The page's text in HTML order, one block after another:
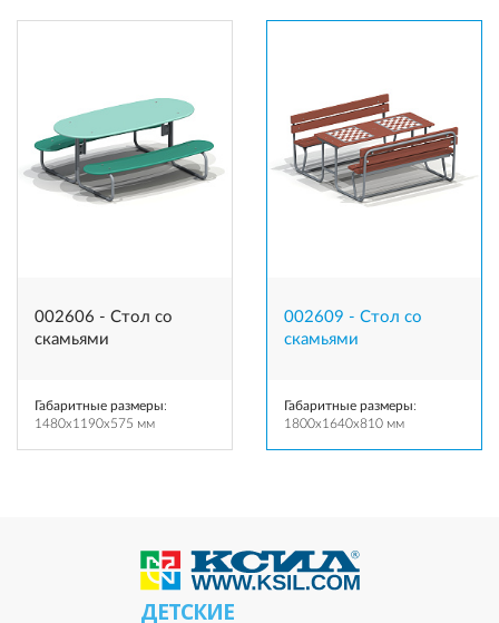
002606 - Стол со
скамьями
Габаритные размеры:
1480x1190x575 мм
002609 - Стол со
скамьями
Габаритные размеры:
1800x1640x810 мм
ДЕТСКИЕ